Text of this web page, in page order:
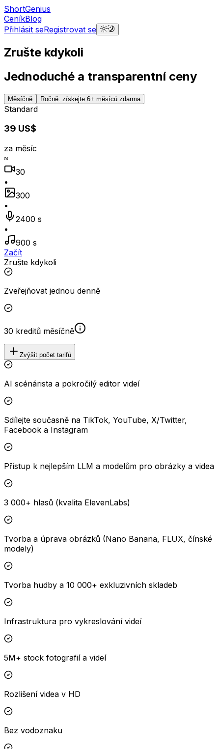
ShortGenius
CeníkBlog
Přihlásit seRegistrovat se
Zrušte kdykoli
Jednoduché a transparentní ceny
Měsíčně Ročně: získejte 6+ měsíců zdarma
Standard
39 US$
za měsíc
≈
30
•
300
•
2400 s
•
900 s
Začít
Zrušte kdykoli
Zveřejňovat jednou denně
30 kreditů měsíčně
Zvýšit počet tarifů
AI scénárista a pokročilý editor videí
Sdílejte současně na TikTok, YouTube, X/Twitter,
Facebook a Instagram
Přístup k nejlepším LLM a modelům pro obrázky a videa
3 000+ hlasů (kvalita ElevenLabs)
Tvorba a úprava obrázků (Nano Banana, FLUX, čínské
modely)
Tvorba hudby a 10 000+ exkluzivních skladeb
Infrastruktura pro vykreslování videí
5M+ stock fotografií a videí
Rozlišení videa v HD
Bez vodoznaku